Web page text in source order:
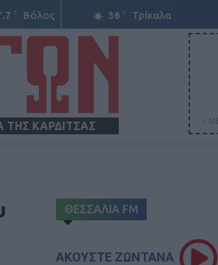
C Βόλος 36 C Τρίκαλα
ΚΑΡΔΙΤΣΑΣ
+
ΘΕΣΣΑΛΙΑ FM
ΑΚΟΥΣΤΕ ΖΩΝΤΑΝΑ